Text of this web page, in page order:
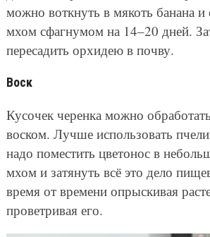
можно воткнуть в мякоть банана и
мхом сфагнумом на 14–20 дней.
пересадить орхидею в почву.
Воск
Кусочек черенка можно
воском. Лучше использовать
надо поместить цветонос в
мхом и затянуть всё это дело
время от времени опрыскивая
проветривая его.